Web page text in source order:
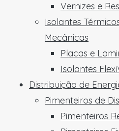
Vernizes e
Isolantes
Mecânicas
Placas e
Isolantes
Distribuição de
Pimenteiros de
Pimenteiros